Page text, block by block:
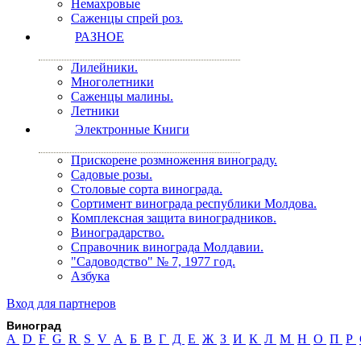
Немахровые
Саженцы спрей роз.
РАЗНОЕ
Лилейники.
Многолетники
Саженцы малины.
Летники
Электронные Книги
Прискорене розмноження винограду.
Садовые розы.
Столовые сорта винограда.
Сортимент винограда республики Молдова.
Комплексная защита виноградников.
Виноградарство.
Справочник винограда Молдавии.
"Садоводство" № 7, 1977 год.
Азбука
Вход для партнеров
Виноград
A D F G R S V А Б В Г Д Е Ж З И К Л М Н О П Р